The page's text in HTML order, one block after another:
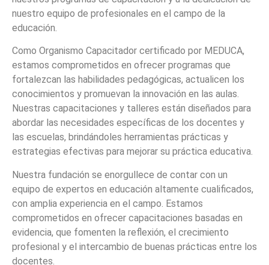
nuestro equipo de profesionales en el campo de la
educación.
Como Organismo Capacitador certificado por MEDUCA,
estamos comprometidos en ofrecer programas que
fortalezcan las habilidades pedagógicas, actualicen los
conocimientos y promuevan la innovación en las aulas.
Nuestras capacitaciones y talleres están diseñados para
abordar las necesidades específicas de los docentes y
las escuelas, brindándoles herramientas prácticas y
estrategias efectivas para mejorar su práctica educativa.
Nuestra fundación se enorgullece de contar con un
equipo de expertos en educación altamente cualificados,
con amplia experiencia en el campo. Estamos
comprometidos en ofrecer capacitaciones basadas en
evidencia, que fomenten la reflexión, el crecimiento
profesional y el intercambio de buenas prácticas entre los
docentes.